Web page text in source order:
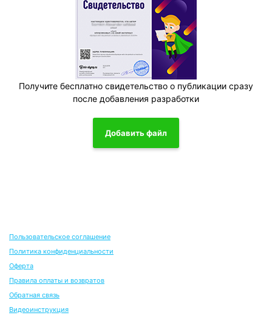
Получите бесплатно свидетельство о публикации сразу
после добавления разработки
Добавить файл
Пользовательское соглашение
Политика конфиденциальности
Оферта
Правила оплаты и возвратов
Обратная связь
Видеоинструкция